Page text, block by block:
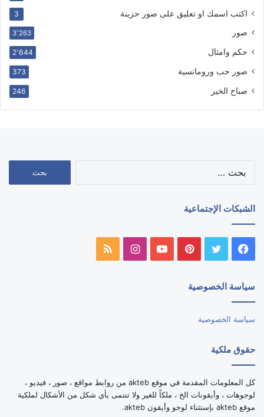
اكتب اسمك او تعليق على صور حزينة 3
صور 3٬263
حكم وامثال 2٬644
صور حب ورومانسية 373
صباح الخير 246
الشبكات الإجتماعية
فيسبوك تويتر بينتيريستيوتيوبانستقرامملخص
سياسة الخصوصية
سياسة الخصوصية
حقوق ملكية
كل المعلومات المقدمة في موقع akteb من روابط مواقع ، صور ، فيديو ،
لوجوهات ، وأيقونات الخ ، ملكاً للغير ولا تنتمى بأي شكل من الأشكال لملكية
موقع akteb بإستثناء لوجو وأيقون akteb.